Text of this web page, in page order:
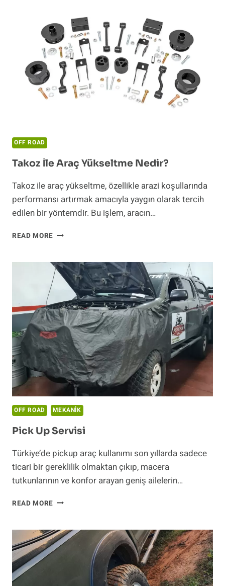
OFF ROAD
Takoz İle Araç Yükseltme Nedir?
Takoz ile araç yükseltme, özellikle arazi koşullarında
performansı artırmak amacıyla yaygın olarak tercih
edilen bir yöntemdir. Bu işlem, aracın…
READ MORE TAKOZ
YÜKSELTME
NEDIR?
OFF ROAD MEKANIK
Pick Up Servisi
Türkiye’de pickup araç kullanımı son yıllarda sadece
ticari bir gereklilik olmaktan çıkıp, macera
tutkunlarının ve konfor arayan geniş ailelerin…
READ MORE PICK